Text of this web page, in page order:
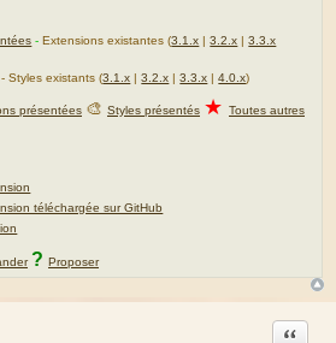
-Extensions existantes (3.1.x |3.2.x |3.3.x
- Styles existants (3.1.x |3.2.x |3.3.x |4.0.x)
présentées 🎨 Styles présentés ★ Toutes autres
téléchargée sur GitHub
? Proposer
Citation